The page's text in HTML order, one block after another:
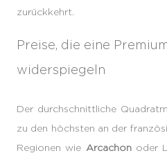
zurückkehrt.
Preise, die eine
widerspiegeln
Der durchschnittliche
zu den höchsten an der
Regionen wie Arcachonoder